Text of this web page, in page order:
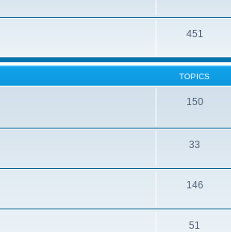
451
TOPICS
150
33
146
51